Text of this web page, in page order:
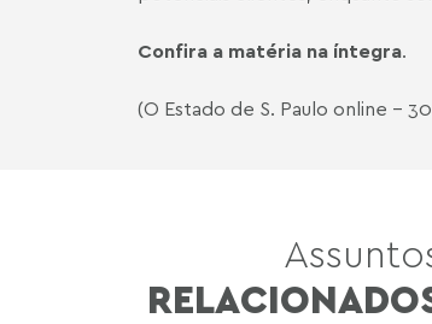
Confira a matéria na íntegra.
(O Estado de S. Paulo online -